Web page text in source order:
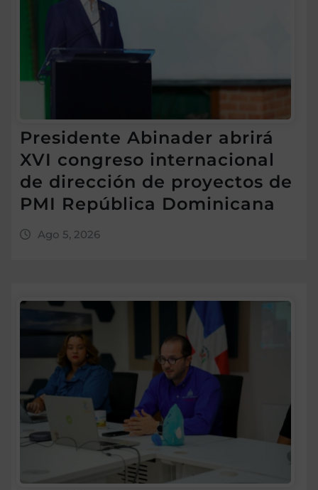
Presidente Abinader abrirá
XVI congreso internacional
de dirección de proyectos de
PMI República Dominicana
Ago 5, 2026